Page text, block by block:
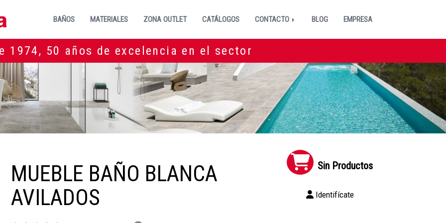
BAÑOS MATERIALES ZONA OUTLET CATÁLOGOS CONTACTO BLOG EMPRESA
1974, 50 años de excelencia en el sector
MUEBLE BAÑO BLANCA
AVILADOS
Sin Productos
Identifícate